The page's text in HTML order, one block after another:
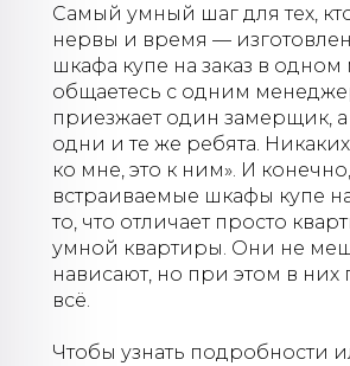
Самый умный шаг для тех,
нервы и время —
шкафа купе на заказ в одном
общаетесь с одним
приезжает один замерщик,
одни и те же ребята. Никаких
ко мне, это к ним». И конечно,
встраиваемые шкафы купе
то, что отличает просто
умной квартиры. Они не
нависают, но при этом в них
всё.
Чтобы узнать подробности